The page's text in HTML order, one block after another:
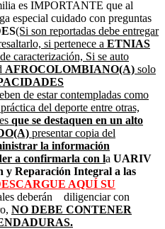
es IMPORTANTE que al
especial cuidado con preguntas
(Si son reportadas debe entregar
si pertenece a ETNIAS
caracterización, Si se auto
AFROCOLOMBIANO(A) solo
de estar contempladas como
del deporte entre otras,
que se destaquen en un alto
presentar copia del
la información
a confirmarla con la UARIV
y Reparación Integral a las
AQUÍ SU
deberán diligenciar con
NO DEBE CONTENER